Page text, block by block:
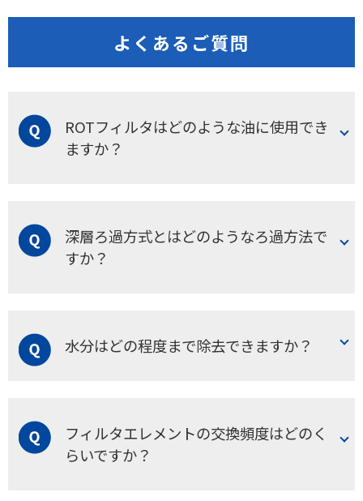
よくあるご質問
ROTフィルタはどのような油に使用でき
ますか？
応しています。
ろ過精度も豊富なバリエーションからお選びいただけるた
深層ろ過方式とはどのようなろ過方法で
すか？
夾雑物を捕捉するろ過方式です。
表面のみで夾雑物を捕捉する方式と比べて、捕捉量が多い
水分はどの程度まで除去できますか？
す。
実油によるテストで水分除去効果をご確認いただけます。
フィルタエレメントの交換頻度はどのく
らいですか？